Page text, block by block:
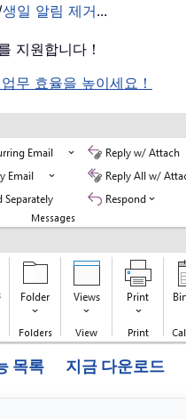
생일 알림 제거...
지원합니다！
무 효율을 높이세요！
목록 지금 다운로드